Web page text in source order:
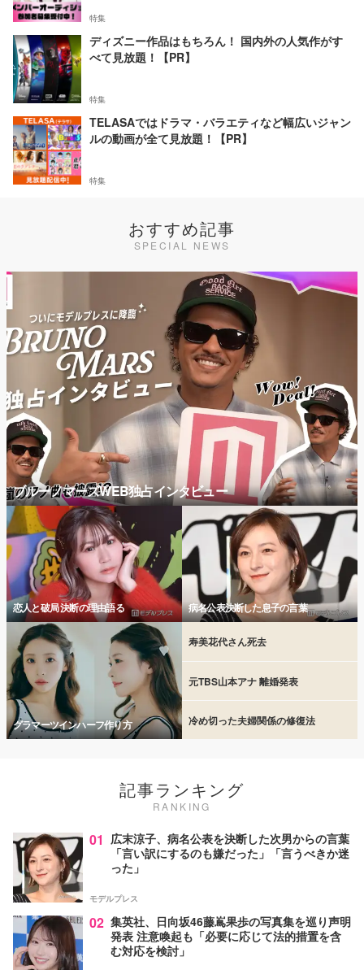
特集
ディズニー作品はもちろん！ 国内外の人気作がす
べて見放題！【PR】
特集
TELASAではドラマ・バラエティなど幅広いジャン
ルの動画が全て見放題！【PR】
特集
おすすめ記事
SPECIAL NEWS
ブルーノマーズWEB独占インタビュー
恋人と破局 決断の理由語る 病名公表決断した息子の言葉
グラマーツインハーフ作り方
寿美花代さん死去
元TBS山本アナ 離婚発表
冷め切った夫婦関係の修復法
記事ランキング
RANKING
01 広末涼子、病名公表を決断した次男からの言葉
「言い訳にするのも嫌だった」「言うべきか迷
った」
モデルプレス
02 集英社、日向坂46藤嶌果歩の写真集を巡り声明
発表 注意喚起も「必要に応じて法的措置を含
む対応を検討」